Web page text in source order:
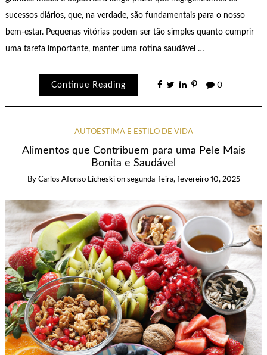
sucessos diários, que, na verdade, são fundamentais para o nosso
bem-estar. Pequenas vitórias podem ser tão simples quanto cumprir
uma tarefa importante, manter uma rotina saudável …
Continue Reading 0
AUTOESTIMA E ESTILO DE VIDA
Alimentos que Contribuem para uma Pele Mais
Bonita e Saudável
By Carlos Afonso Licheski on segunda-feira, fevereiro 10, 2025